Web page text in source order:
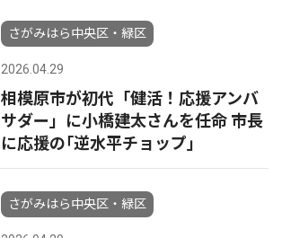
さがみはら中央区・緑区
2026.04.29
相模原市が初代「健活！応援アンバ
サダー」に小橋建太さんを任命 市長
に応援の｢逆水平チョップ｣
さがみはら中央区・緑区